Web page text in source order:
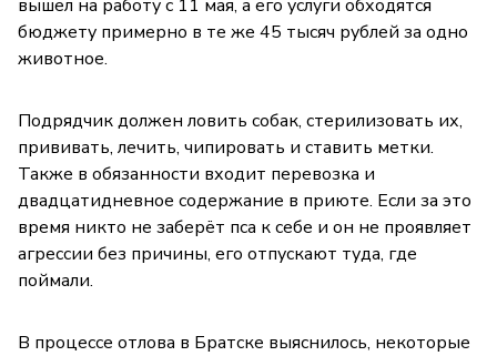
вышел на работу с 11 мая, а его услуги обходятся
бюджету примерно в те же 45 тысяч рублей за одно
животное.
Подрядчик должен ловить собак, стерилизовать их,
прививать, лечить, чипировать и ставить метки.
Также в обязанности входит перевозка и
двадцатидневное содержание в приюте. Если за это
время никто не заберёт пса к себе и он не проявляет
агрессии без причины, его отпускают туда, где
поймали.
В процессе отлова в Братске выяснилось, некоторые